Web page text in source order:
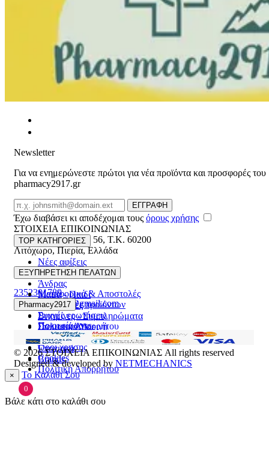
Newsletter
Για να ενημερώνεστε πρώτοι για νέα προϊόντα και προσφορές του
pharmacy2917.gr
Email
ΕΓΓΡΑΦΗ
Έχω διαβάσει κι αποδέχομαι τους όρους χρήσης
ΣΤΟΙΧΕΙΑ ΕΠΙΚΟΙΝΩΝΙΑΣ
Βασ. Κωνσταντίνου 56, T.K. 60200
Λιτόχωρο,Πιερία,Ελλάδα
ΓΕΜΗ:165892448000
2352301789
pharmacy2917@gmail.com
TOP ΚΑΤΗΓΟΡΙΕΣ
Νέες αφίξεις
Γυναίκα
Άνδρας
Μαμά - Παιδί
Προσφορές
Βιταμίνες - Συμπληρώματα
Στοματική Υγιεινή
Πρόσωπο
Εποχιακά
Brands
ΕΞΥΠΗΡΕΤΗΣΗ ΠΕΛΑΤΩΝ
Μεταφορικά & Αποστολές
Επιστροφές προϊόντων
Συχνές ερωτήσεις
Πολιτική Απορρήτου
Pharmacy2917
Ποιοι είμαστε
Επικοινωνία
Όροι χρήσης
Cookies
Πολιτική Απορρήτου
© 2026ΣΤΟΙΧΕΙΑ ΕΠΙΚΟΙΝΩΝΙΑΣ All rights reserved
Designed & developed by NETMECHANICS
× Το Καλάθι Σου
0
Βάλε κάτι στο καλάθι σου